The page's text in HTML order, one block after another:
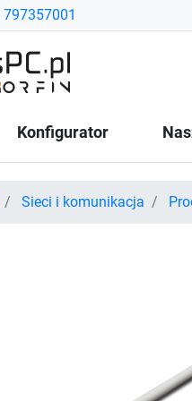
797357001
Konfigurator
Sieci i komunikacja